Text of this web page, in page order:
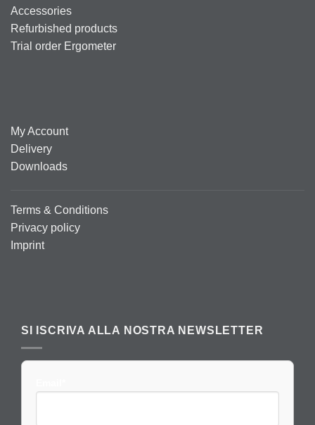
Accessories
Refurbished products
Trial order Ergometer
My Account
Delivery
Downloads
Terms & Conditions
Privacy policy
Imprint
SI ISCRIVA ALLA NOSTRA NEWSLETTER